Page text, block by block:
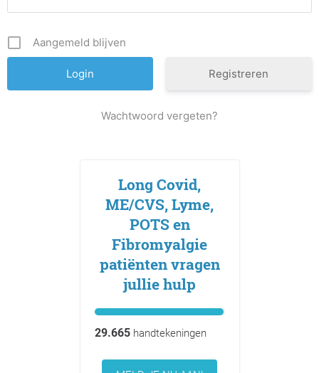
Aangemeld blijven
Registreren
Wachtwoord vergeten?
Long Covid,
ME/CVS, Lyme,
POTS en
Fibromyalgie
patiënten vragen
jullie hulp
29.665handtekeningen